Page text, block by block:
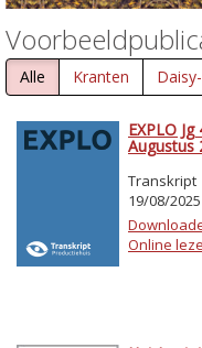
Alle Kranten
EXPLO
Augustus
Transkript
19/08/2025
Online